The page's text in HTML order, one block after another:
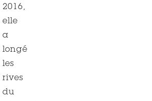
2016,
elle
a
longé
les
rives
du